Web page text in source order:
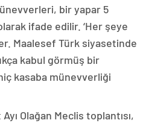
bir yapar 5
ifade edilir. ‘Her şeye
Maalesef Türk siyasetinde
kabul görmüş bir
kasaba münevverliği
Olağan Meclis toplantısı,